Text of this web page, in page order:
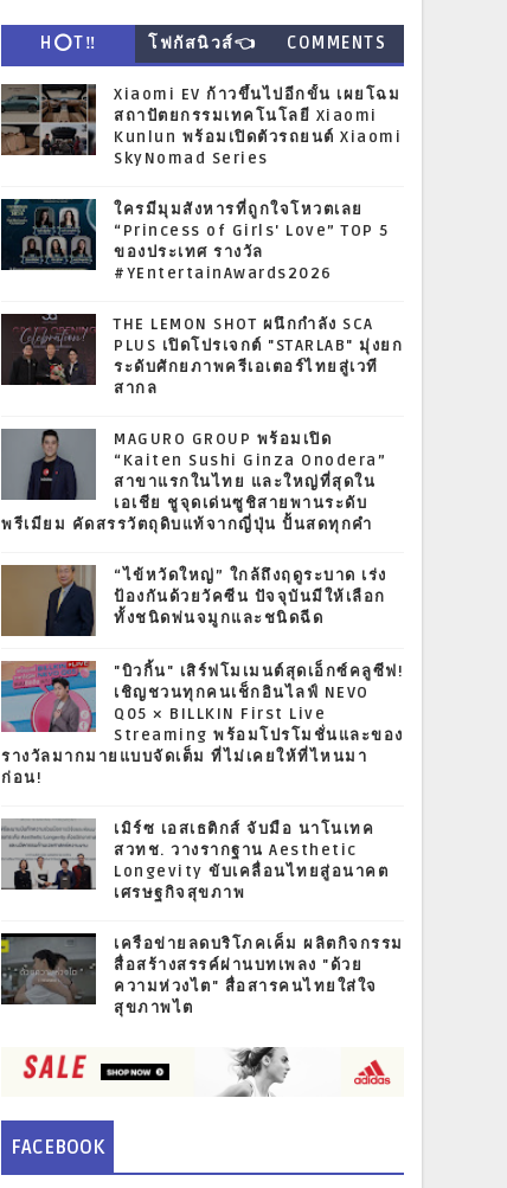
H⭕T‼ โฟกัสนิวส์👈 COMMENTS
Xiaomi EV ก้าวขึ้นไปอีกขั้น เผยโฉม
สถาปัตยกรรมเทคโนโลยี Xiaomi
Kunlun พร้อมเปิดตัวรถยนต์ Xiaomi
SkyNomad Series
ใครมีมุมสังหารที่ถูกใจโหวตเลย
“Princess of Girls' Love” TOP 5
ของประเทศ รางวัล
#YEntertainAwards2026
THE LEMON SHOT ผนึกกำลัง SCA
PLUS เปิดโปรเจกต์ "STARLAB" มุ่งยก
ระดับศักยภาพครีเอเตอร์ไทยสู่เวที
สากล
MAGURO GROUP พร้อมเปิด
“Kaiten Sushi Ginza Onodera”
สาขาแรกในไทย และใหญ่ที่สุดใน
เอเชีย ชูจุดเด่นซูชิสายพานระดับ
พรีเมียม คัดสรรวัตถุดิบแท้จากญี่ปุ่น ปั้นสดทุกคำ
“ไข้หวัดใหญ่” ใกล้ถึงฤดูระบาด เร่ง
ป้องกันด้วยวัคซีน ปัจจุบันมีให้เลือก
ทั้งชนิดพ่นจมูกและชนิดฉีด
"บิวกิ้น" เสิร์ฟโมเมนต์สุดเอ็กซ์คลูซีฟ!
เชิญชวนทุกคนเช็กอินไลฟ์ NEVO
Q05 × BILLKIN First Live
Streaming พร้อมโปรโมชั่นและของ
รางวัลมากมายแบบจัดเต็ม ที่ไม่เคยให้ที่ไหนมา
ก่อน!
เมิร์ซ เอสเธติกส์ จับมือ นาโนเทค
สวทช. วางรากฐาน Aesthetic
Longevity ขับเคลื่อนไทยสู่อนาคต
เศรษฐกิจสุขภาพ
เครือข่ายลดบริโภคเค็ม ผลิตกิจกรรม
สื่อสร้างสรรค์ผ่านบทเพลง "ด้วย
ความห่วงไต" สื่อสารคนไทยใส่ใจ
สุขภาพไต
FACEBOOK